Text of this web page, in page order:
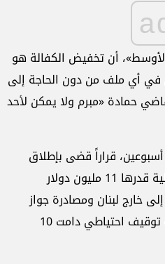
أن تخفيض الكفالة هو
في أي ملف من دون الحاجة إلى
حمادة «مبرم ولا يمكن لأحد
قراراً قضى بإطلاق
سراح القذافي، لقاء كفالة مالية قدرها 11 مليون دولار
خارج لبنان ومصادرة جواز
سفره، منهياً بذلك أطول فترة توقيف احتياطي دامت 10